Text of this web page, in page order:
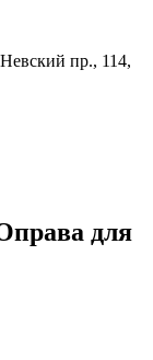
пр., 114,
для